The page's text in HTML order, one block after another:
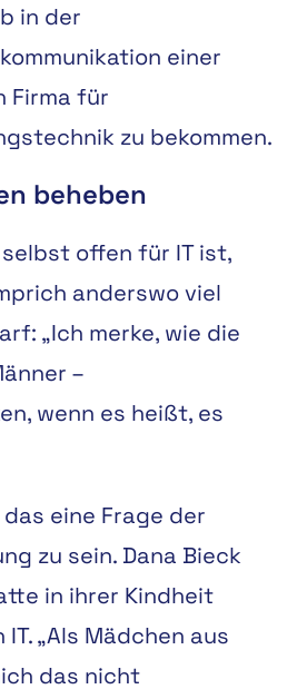
in der
einer
Firma für
zu bekommen.
beheben
offen für IT ist,
anderswo viel
„Ich merke, wie die
–
wenn es heißt, es
eine Frage der
zu sein. Dana Bieck
in ihrer Kindheit
„Als Mädchen aus
das nicht